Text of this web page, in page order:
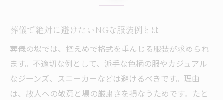
葬儀で絶対に避けたいNGな服装例とは
葬儀の場では、控えめで格式を重んじる服装が求められ
ます。不適切な例として、派手な色柄の服やカジュアル
なジーンズ、スニーカーなどは避けるべきです。理由
は、故人への敬意と場の厳粛さを損なうためです。たと